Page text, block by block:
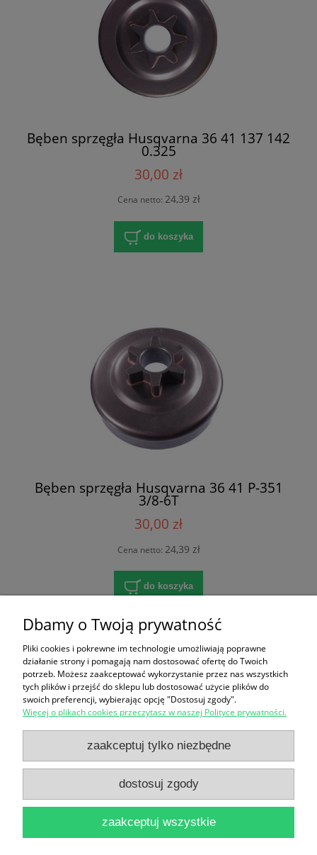
Bęben sprzęgła Husqvarna 36 41 137 142
0.325
30,00 zł
Cena netto: 24,39 zł
do koszyka
Bęben sprzęgła Husqvarna 36 41 P-351
3/8-6T
30,00 zł
Cena netto: 24,39 zł
do koszyka
« 1 2 3
Zakupy
Pomoc
Polecamy
Moje konto
Informacje
Dbamy o Twoją prywatność
Pliki cookies i pokrewne im technologie umożliwiają poprawne
działanie strony i pomagają nam dostosować ofertę do Twoich
potrzeb. Możesz zaakceptować wykorzystanie przez nas wszystkich
tych plików i przejść do sklepu lub dostosować użycie plików do
swoich preferencji, wybierając opcję "Dostosuj zgody".
Więcej o plikach cookies przeczytasz w naszej Polityce prywatności.
zaakceptuj tylko niezbędne
dostosuj zgody
zaakceptuj wszystkie